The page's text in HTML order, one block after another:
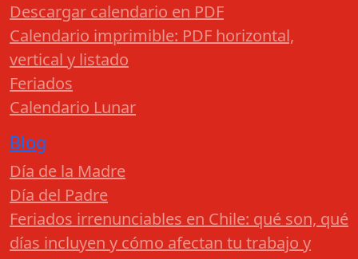
Descargar calendario en PDF
Calendario imprimible: PDF horizontal,
vertical y listado
Feriados
Calendario Lunar
Blog
Día de la Madre
Día del Padre
Feriados irrenunciables en Chile: qué son, qué
días incluyen y cómo afectan tu trabajo y